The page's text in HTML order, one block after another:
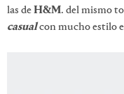
las deH&M. del mismo
casualcon mucho estilo e